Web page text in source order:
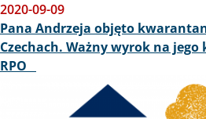
2020-09-09
Pana Andrzeja objęto
Czechach. Ważny wyrok na jego
RPO